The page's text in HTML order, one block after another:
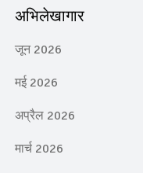
अभिलेखागार
जून 2026
मई 2026
अप्रैल 2026
मार्च 2026